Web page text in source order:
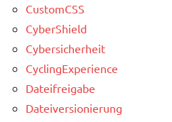
CustomCSS
CyberShield
Cybersicherheit
CyclingExperience
Dateifreigabe
Dateiversionierung